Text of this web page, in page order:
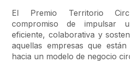
El Premio Territorio
compromiso de impulsar
eficiente, colaborativa y
aquellas empresas que
hacia un modelo de negocio